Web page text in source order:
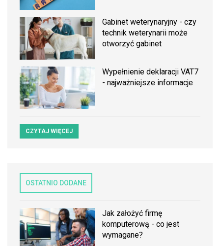
Gabinet weterynaryjny - czy
technik weterynarii może
otworzyć gabinet
Wypełnienie deklaracji VAT7
- najważniejsze informacje
CZYTAJ WIĘCEJ
OSTATNIO DODANE
Jak założyć firmę
komputerową - co jest
wymagane?